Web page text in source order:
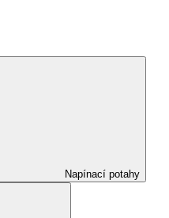
Napínací potahy